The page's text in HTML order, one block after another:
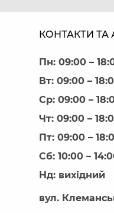
КОНТАКТИ ТА
Пн: 09:00 –
Вт: 09:00 –
Ср: 09:00 –
Чт: 09:00 –
Пт: 09:00 –
Сб: 10:00 –
Нд: вихідний
вул.